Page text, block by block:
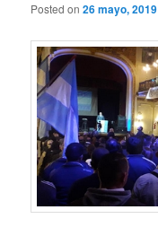
Posted on26 mayo, 2019